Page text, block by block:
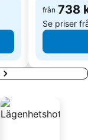
från 738
Se priser